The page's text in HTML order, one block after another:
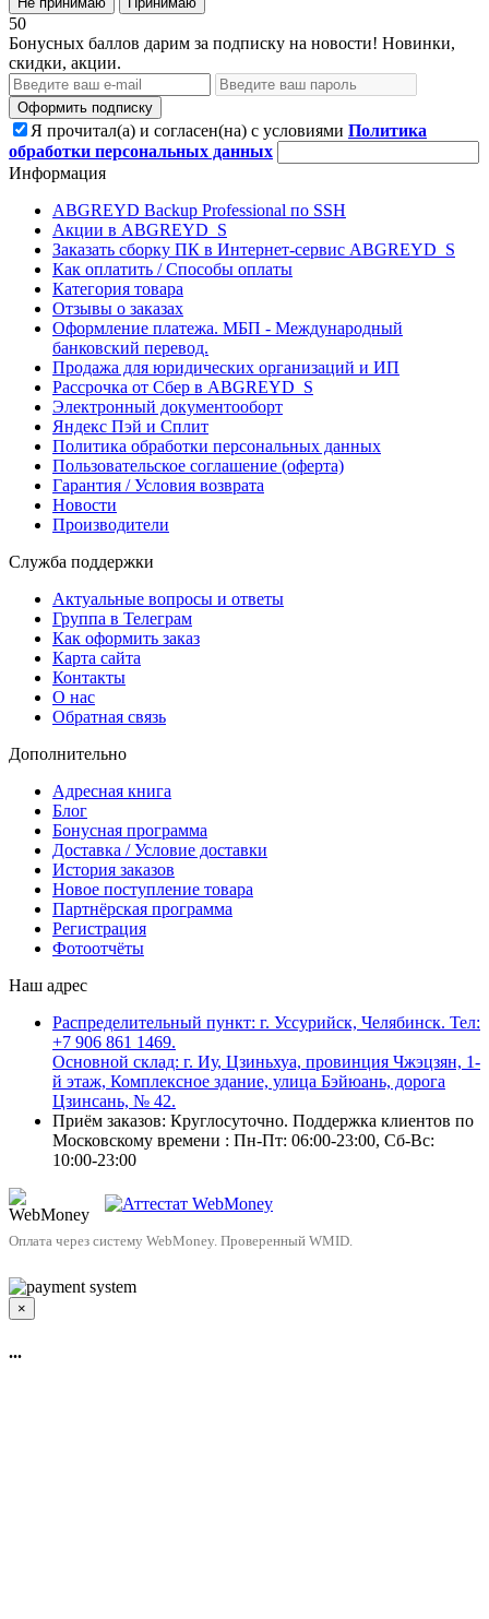
50
Бонусных баллов дарим за подписку на новости! Новинки,
скидки, акции.
Оформить подписку
Я прочитал(а) и согласен(на) с условиями Политика
обработки персональных данных
Информация
ABGREYD Backup Professional по SSH
Акции в ABGREYD_S
Заказать сборку ПК в Интернет-сервис ABGREYD_S
Как оплатить / Способы оплаты
Категория товара
Отзывы о заказах
Оформление платежа. МБП - Международный
банковский перевод.
Продажа для юридических организаций и ИП
Рассрочка от Сбер в ABGREYD_S
Электронный документооборт
Яндекс Пэй и Сплит
Политика обработки персональных данных
Пользовательское соглашение (оферта)
Гарантия / Условия возврата
Новости
Производители
Служба поддержки
Актуальные вопросы и ответы
Группа в Телеграм
Как оформить заказ
Карта сайта
Контакты
О нас
Обратная связь
Дополнительно
Адресная книга
Блог
Бонусная программа
Доставка / Условие доставки
История заказов
Новое поступление товара
Партнёрская программа
Регистрация
Фотоотчёты
Наш адрес
Распределительный пункт: г. Уссурийск, Челябинск. Тел:
+7 906 861 1469.
Основной склад: г. Иу, Цзиньхуа, провинция Чжэцзян, 1-
й этаж, Комплексное здание, улица Бэйюань, дорога
Цзинсань, № 42.
Приём заказов: Круглосуточно. Поддержка клиентов по
Московскому времени : Пн-Пт: 06:00-23:00, Сб-Вс:
10:00-23:00
Оплата через систему WebMoney. Проверенный WMID.
×
...